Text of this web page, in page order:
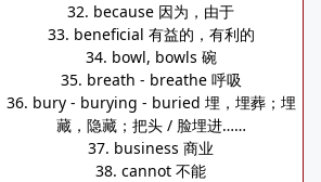
32. because 因为，由于
33. beneficial 有益的，有利的
34. bowl, bowls 碗
35. breath - breathe 呼吸
36. bury - burying - buried 埋，埋葬；埋
藏，隐藏；把头 / 脸埋进……
37. business 商业
38. cannot 不能